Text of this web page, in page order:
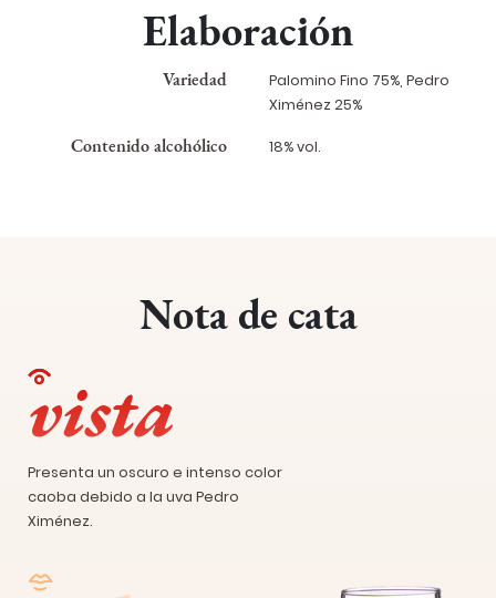
Elaboración
Variedad
Palomino Fino 75%, Pedro
Ximénez 25%
Contenido alcohólico 18% vol.
Nota de cata
vista
Presenta un oscuro e intenso color
caoba debido a la uva Pedro
Ximénez.